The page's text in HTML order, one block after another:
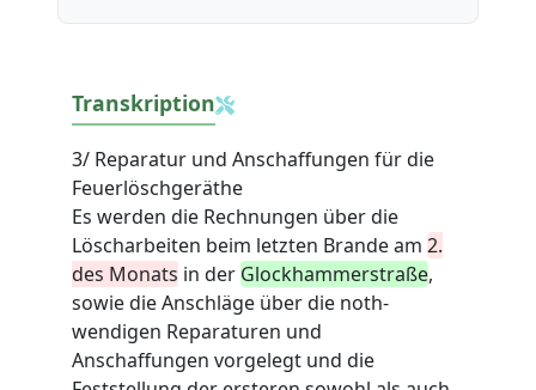
Transkription
3/ Reparatur und Anschaffungen für die
Feuerlöschgeräthe
Es werden die Rechnungen über die
Löscharbeiten beim letzten Brande am2.
des Monats in der Glockhammerstraße,
sowie die Anschläge über die noth-
wendigen Reparaturen und
Anschaffungen vorgelegt und die